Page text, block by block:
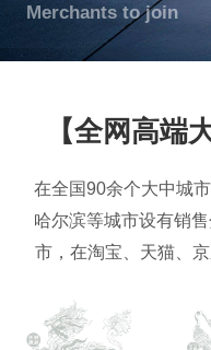
Merchants to join
【全网高端
在全国90余个大中城
哈尔滨等城市设有销
市，在淘宝、天猫、